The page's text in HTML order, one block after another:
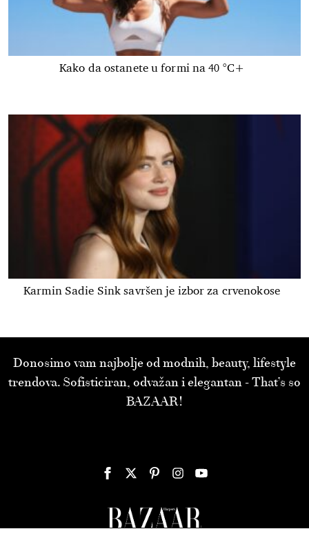
Kako da ostanete u formi na 40 °C+
Karmin Sadie Sink savršen je izbor za crvenokose
Donosimo vam najbolje od modnih, beauty, lifestyle
trendova. Sofisticiran, odvažan i elegantan - That’s so
BAZAAR!